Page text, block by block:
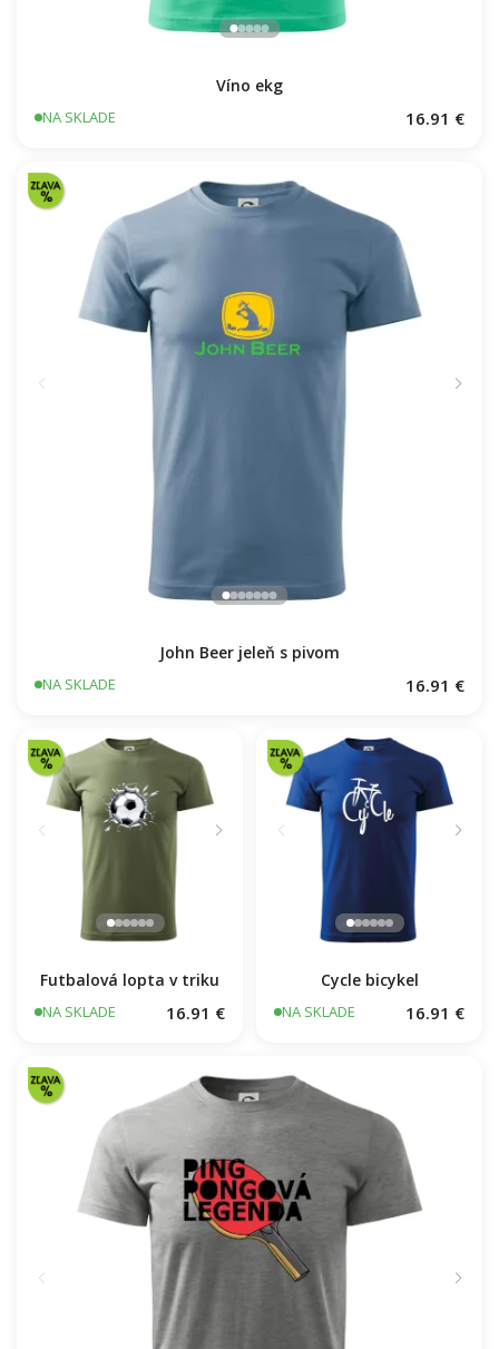
Víno ekg
NA SKLADE 16.91 €
John Beer jeleň s pivom
NA SKLADE 16.91 €
Futbalová lopta v triku
NA SKLADE 16.91 €
Cycle bicykel
NA SKLADE 16.91 €